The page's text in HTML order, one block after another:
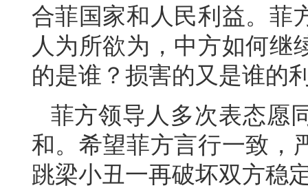
合菲国家和人民利益。菲
人为所欲为，中方如何继
的是谁？损害的又是谁的
菲方领导人多次表态愿
和。希望菲方言行一致，
跳梁小丑一再破坏双方稳